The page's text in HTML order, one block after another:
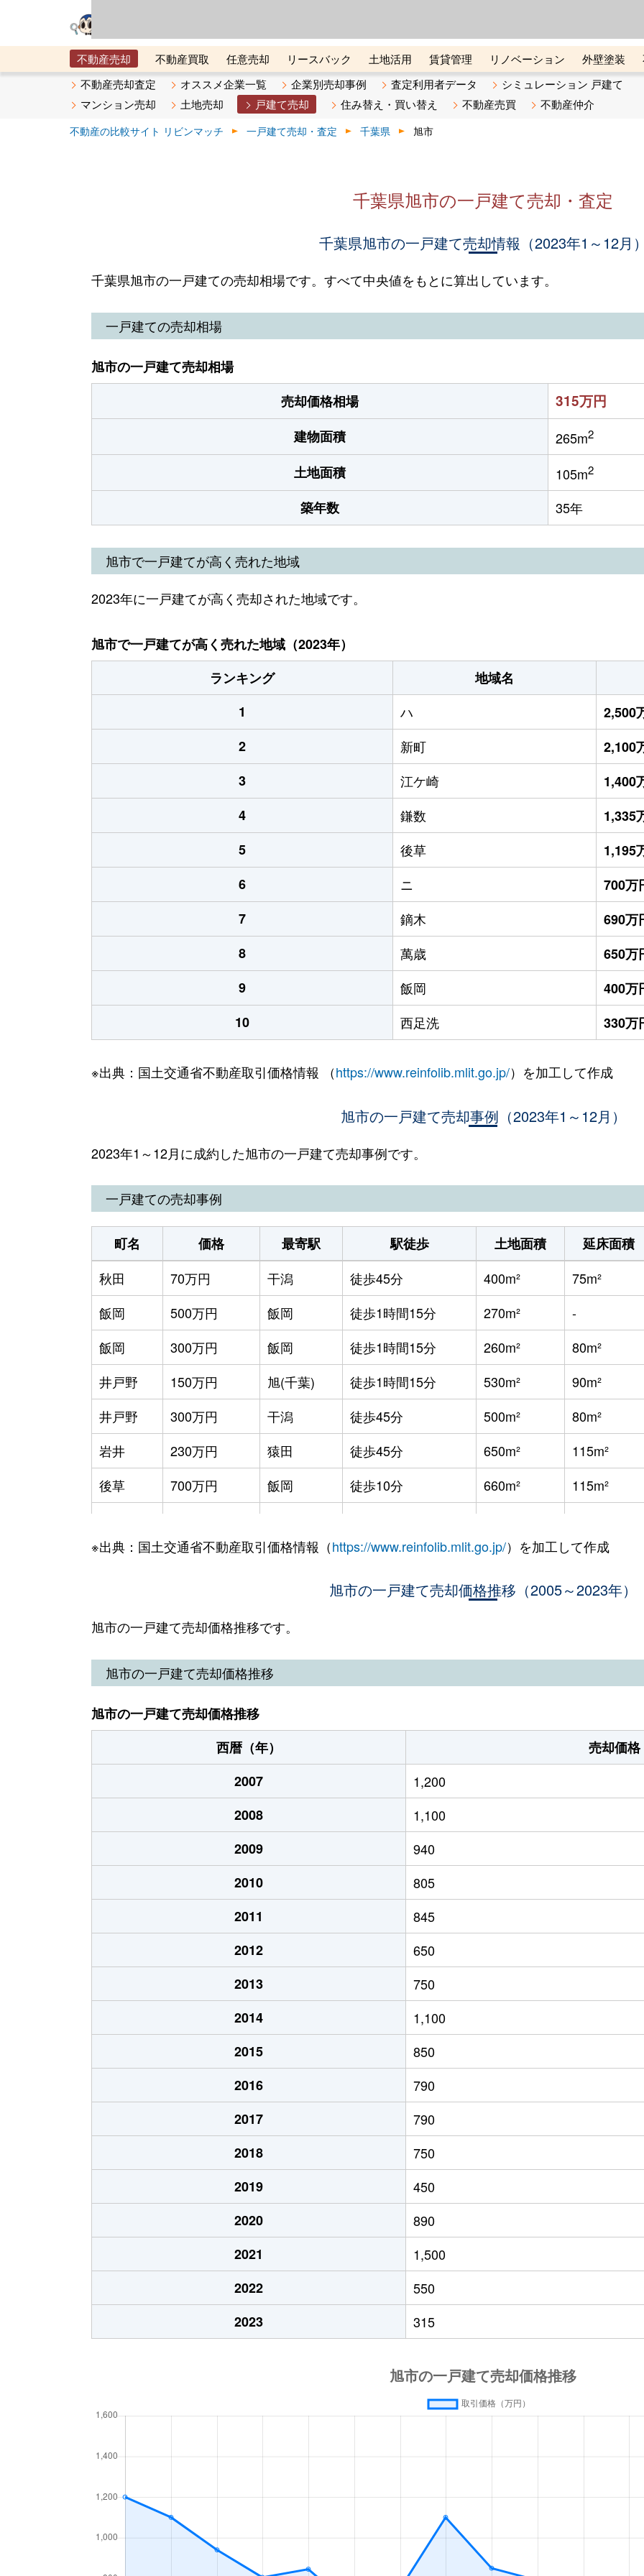
不動産売却 不動産買取 任意売却 リースバック 土地活用 賃貸管理 リノベーション 外壁塗装
メタ住宅展示場
ベスト不動産カンパニー オンライン講座 リビンマガジンBiz 不動産売却ご相談デスク
不動産売却査定 オススメ企業一覧 企業別売却事例 査定利用者データ
シミュレーション 戸建て
マンション売却
土地売却 戸建て売却 住み替え・買い替え 不動産売買 不動産仲介
不動産の比較サイト リビンマッチ 一戸建て売却・査定 千葉県 旭市
千葉県旭市の一戸建て売却・査定
千葉県旭市の一戸建て売却情報（2023年1～12月）
千葉県旭市の一戸建ての売却相場です。すべて中央値をもとに算出しています。
一戸建ての売却相場
旭市の一戸建て売却相場
売却価格相場
315万円
建物面積 265m2
土地面積 105m2
築年数 35年
旭市で一戸建てが高く売れた地域
2023年に一戸建てが高く売却された地域です。
旭市で一戸建てが高く売れた地域（2023年）
ランキング
地域名
1
ハ
2,500
2
新町
2,100
3
江ケ崎
1,400
4
鎌数
1,335
5
後草
1,195
6
ニ
700万
7
鏑木
690万
8
萬歳
650万
9
飯岡
400万
10
西足洗 330万
※出典：国土交通省不動産取引価格情報 （https://www.reinfolib.mlit.go.jp/）を加工して作成
旭市の一戸建て売却事例（2023年1～12月）
2023年1～12月に成約した旭市の一戸建て売却事例です。
一戸建ての売却事例
町名 価格 最寄駅 駅徒歩 土地面積 延床面積
秋田
70万円 干潟 徒歩45分 400m² 75m²
飯岡
500万円 飯岡 徒歩1時間15分 270m² -
飯岡
300万円 飯岡 徒歩1時間15分 260m² 80m²
井戸野
150万円 旭(千葉) 徒歩1時間15分 530m² 90m²
井戸野
300万円 干潟 徒歩45分 500m² 80m²
岩井
230万円 猿田 徒歩45分 650m² 115m²
後草
700万円 飯岡 徒歩10分 660m² 115m²
後草
1,500万円 飯岡 徒歩12分 380m² 195m²
徒歩21分 270m² 125m²
江ケ崎
1,400万円 旭(千葉)
鏑木
690万円 干潟 徒歩1時間15分 210m² 130m²
鎌数
470万円 干潟 徒歩45分 950m² 70m²
鎌数
2,200万円 干潟 徒歩11分 330m² 145m²
三川
110万円 飯岡 徒歩28分 230m² 85m²
三川
380万円 飯岡 徒歩28分 230m² 85m²
三川
250万円 飯岡 徒歩45分 420m² 60m²
三川
25万円 飯岡 徒歩45分 130m² 115m²
三川
270万円 飯岡 徒歩45分 220m² 75m²
三川
600万円 飯岡 徒歩45分 670m² 230m²
三川
210万円 飯岡 徒歩45分 100m² 25m²
新町
2,100万円 旭(千葉) 徒歩45分 210m² 95m²
高生
50万円 飯岡 徒歩18分 155m² 65m²
ニ
700万円 旭(千葉) 徒歩14分 480m² 110m²
ニ
50万円 旭(千葉) 徒歩16分 330m² 75m²
ニ
730万円 旭(千葉) 徒歩19分 200m² 105m²
ニ
700万円 旭(千葉) 徒歩20分 400m² 270m²
ニ
300万円 旭(千葉) 徒歩20分 190m² 160m²
ニ
1,000万円 干潟 徒歩2分 1000m² 160m²
徒歩14分 230m² -
萩園
50万円 飯岡 徒歩45分 210m² 230m²
萩園
160万円
260万円 徒歩1時間15分 250m²
※出典：国土交通省不動産取引価格情報（https://www.reinfolib.mlit.go.jp/）を加工して作成
旭市の一戸建て売却価格推移（2005～2023年）
旭市の一戸建て売却価格推移です。
旭市の一戸建て売却価格推移
旭市の一戸建て売却価格推移
西暦（年）
売却価格
2007
1,200
2008
1,100
2009
940
2010
805
2011
845
2012
650
2013
750
2014
1,100
2015
850
2016
790
2017
790
2018
750
2019
450
2020
890
2021
1,500
2022
550
2023
315